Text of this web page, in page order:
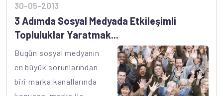
30-05-2013
3 Adımda Sosyal Medyada Etkileşimli
Topluluklar Yaratmak...
Bugün sosyal medyanın
en büyük sorunlarından
biri marka kanallarında